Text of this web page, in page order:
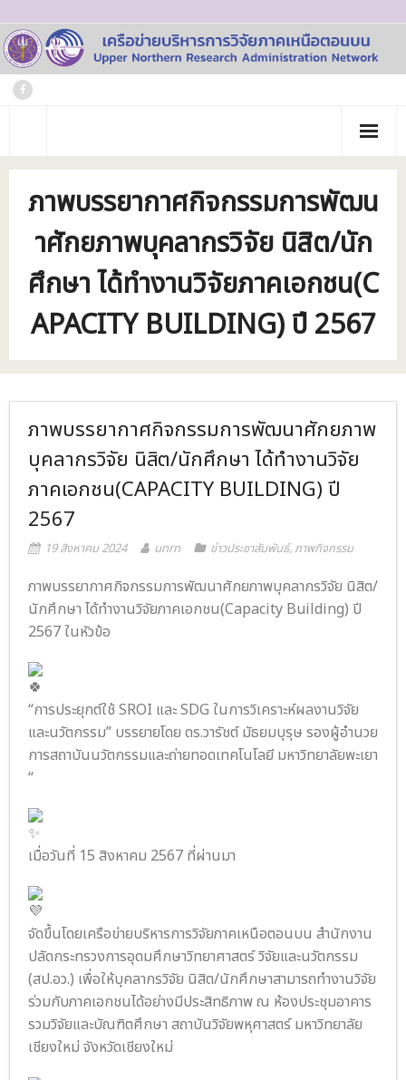
Skip
to
content
หน้าแรก
เกี่ยวกับเรา
- ประวัติเครือข่าย
- ภารกิจเครือข่าย
- CE
- Privacy Policy
ข่าวประชาสัมพันธ์
ติดต่อเรา
ภาพบรรยากาศกิจกรรมการพัฒน
าศักยภาพบุคลากรวิจัย นิสิต/นัก
ศึกษา ได้ทำงานวิจัยภาคเอกชน(C
APACITY BUILDING) ปี 2567
ภาพบรรยากาศกิจกรรมการพัฒนาศักยภาพ
บุคลากรวิจัย นิสิต/นักศึกษา ได้ทำงานวิจัย
ภาคเอกชน(CAPACITY BUILDING) ปี
2567
19 สิงหาคม 2024 unrn ข่าวประชาสัมพันธ์,ภาพกิจกรรม
ภาพบรรยากาศกิจกรรมการพัฒนาศักยภาพบุคลากรวิจัย นิสิต/
นักศึกษา ได้ทำงานวิจัยภาคเอกชน(Capacity Building) ปี
2567 ในหัวข้อ
“การประยุกต์ใช้ SROI และ SDG ในการวิเคราะห์ผลงานวิจัย
และนวัตกรรม” บรรยายโดย ดร.วารัชต์ มัธยมบุรุษ รองผู้อำนวย
การสถาบันนวัตกรรมและถ่ายทอดเทคโนโลยี มหาวิทยาลัยพะเยา
“
เมื่อวันที่ 15 สิงหาคม 2567 ที่ผ่านมา
จัดขึ้นโดยเครือข่ายบริหารการวิจัยภาคเหนือตอนบน สำนักงาน
ปลัดกระทรวงการอุดมศึกษาวิทยาศาสตร์ วิจัยและนวัตกรรม
(สป.อว.) เพื่อให้บุคลากรวิจัย นิสิต/นักศึกษาสามารถทำงานวิจัย
ร่วมกับภาคเอกชนได้อย่างมีประสิทธิภาพ ณ ห้องประชุมอาคาร
รวมวิจัยและบัณฑิตศึกษา สถาบันวิจัยพหุศาสตร์ มหาวิทยาลัย
เชียงใหม่ จังหวัดเชียงใหม่